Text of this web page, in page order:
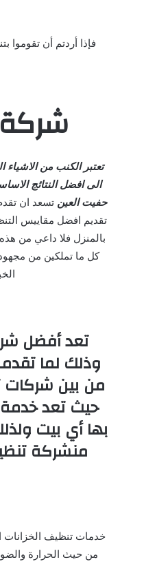
فإذا أردتم أن
تعتبر الكنب من الاشياء
الى افضل النتائج
حفيت العين تسعد ان
تقديم افضل مقاييس
بالمنزل فلا داعي من
كل ما تملكين من
تعد أفضل
وذلك لما
من بين شركات
حيث تعد خدمة
بها أي بيت
منشركة
خدمات تنظيف الخزانات
من حيث الحرارة